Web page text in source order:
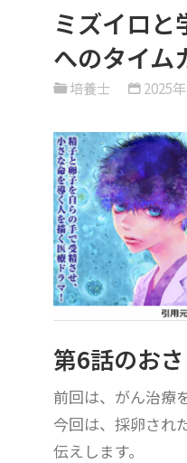
ミズイロ
へのタイム
培養士 2025
第6話のお
前回は、がん治療
今回は、採卵され
伝えします。